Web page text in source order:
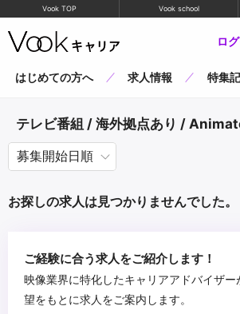
Vook TOP Vook school
ロ
はじめての方へ 求人情報 特集
テレビ番組 / 海外拠点あり /
お探しの求人は見つかりませんでした。
ご経験に合う求人をご紹介します！
映像業界に特化したキャリアアドバイザ
望をもとに求人をご案内します。